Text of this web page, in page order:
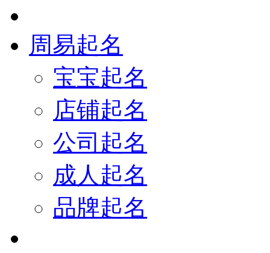
周易起名
宝宝起名
店铺起名
公司起名
成人起名
品牌起名